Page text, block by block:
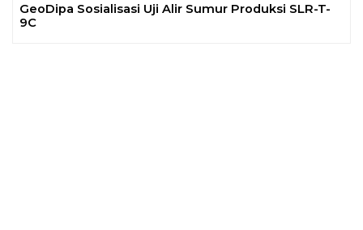
GeoDipa Sosialisasi Uji Alir Sumur Produksi SLR-T-
9C